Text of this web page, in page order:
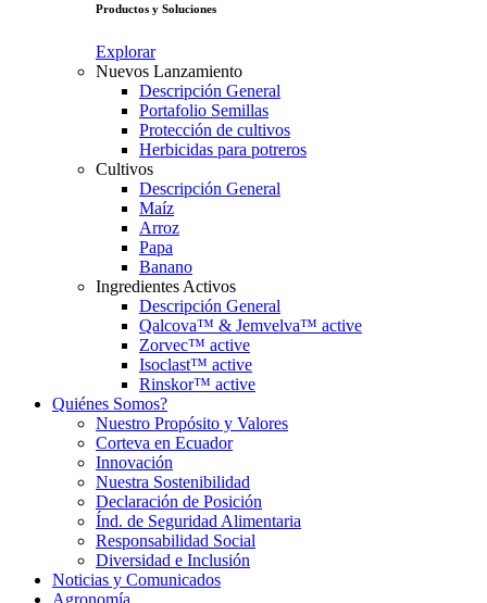
Productos y Soluciones
Explorar
Nuevos Lanzamiento
Descripción General
Portafolio Semillas
Protección de cultivos
Herbicidas para potreros
Cultivos
Descripción General
Maíz
Arroz
Papa
Banano
Ingredientes Activos
Descripción General
Qalcova™ & Jemvelva™ active
Zorvec™ active
Isoclast™ active
Rinskor™ active
Quiénes Somos?
Nuestro Propósito y Valores
Corteva en Ecuador
Innovación
Nuestra Sostenibilidad
Declaración de Posición
Índ. de Seguridad Alimentaria
Responsabilidad Social
Diversidad e Inclusión
Noticias y Comunicados